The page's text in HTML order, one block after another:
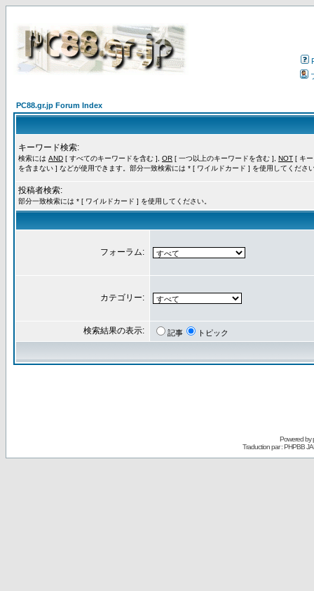
PC88.gr.jp Forum Index
キーワード検索:
検索には AND [ すべてのキーワードを含む ], OR [ 一つ以上のキーワードを含む ], NOT [ キ
を含まない ] などが使用できます。部分一致検索には * [ ワイルドカード ] を使用してくださ
投稿者検索:
部分一致検索には * [ ワイルドカード ] を使用してください。
フォーラム:
カテゴリー:
検索結果の表示: 記事 トピック
Powered by
Traduction par : PHPBB